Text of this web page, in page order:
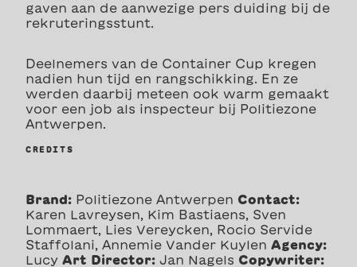
gaven aan de aanwezige pers duiding bij de
rekruteringsstunt.
Deelnemers van de Container Cup kregen
nadien hun tijd en rangschikking. En ze
werden daarbij meteen ook warm gemaakt
voor een job als inspecteur bij Politiezone
Antwerpen.
CREDITS
Brand: Politiezone Antwerpen Contact:
Karen Lavreysen, Kim Bastiaens, Sven
Lommaert, Lies Vereycken, Rocio Servide
Staffolani, Annemie Vander Kuylen Agency:
Lucy Art Director: Jan Nagels Copywriter: